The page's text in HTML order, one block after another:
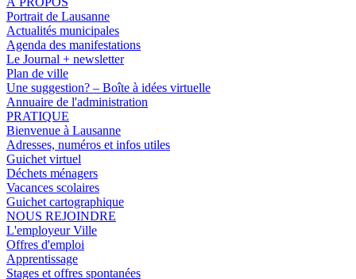
Portrait de Lausanne
Actualités municipales
Agenda des manifestations
Le Journal + newsletter
Plan de ville
Une suggestion? – Boîte à idées virtuelle
Annuaire de l'administration
PRATIQUE
Bienvenue à Lausanne
Adresses, numéros et infos utiles
Guichet virtuel
Déchets ménagers
Vacances scolaires
Guichet cartographique
NOUS REJOINDRE
L'employeur Ville
Offres d'emploi
Apprentissage
Stages et offres spontanées